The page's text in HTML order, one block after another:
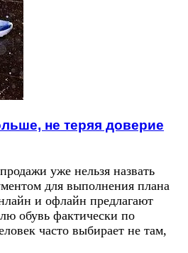
не теряя доверие
уже нельзя назвать
для выполнения плана
и офлайн предлагают
обувь фактически по
часто выбирает не там,